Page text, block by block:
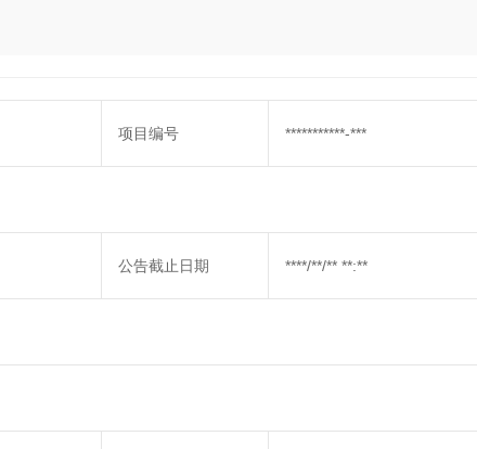
项目编号 ***********-***
公告截止日期 ****/**/** **:**